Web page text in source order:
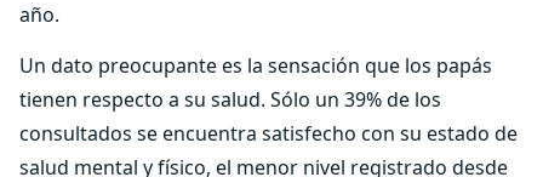
año.
Un dato preocupante es la sensación que los papás
tienen respecto a su salud. Sólo un 39% de los
consultados se encuentra satisfecho con su estado de
salud mental y físico, el menor nivel registrado desde